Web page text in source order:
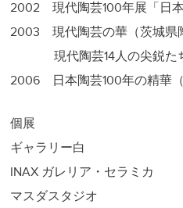
2002 現代陶芸100年展「日本
2003 現代陶芸の華（茨城県
現代陶芸14人の尖鋭たち-
2006 日本陶芸100年の精華（
個展
ギャラリー白
INAX ガレリア・セラミカ
マスダスタジオ